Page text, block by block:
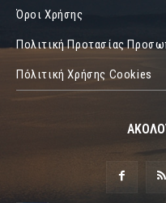
Όροι Χρήσης
Πολιτική Προτασίας
Πόλιτική Χρήσης Cookies